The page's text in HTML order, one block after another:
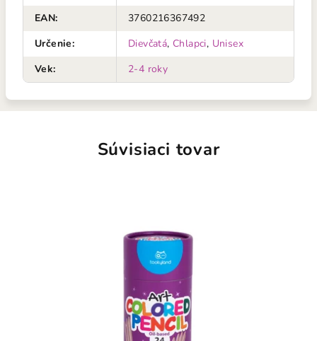
EAN:
3760216367492
Určenie: Dievčatá, Chlapci, Unisex
Vek: 2-4 roky
Súvisiaci tovar